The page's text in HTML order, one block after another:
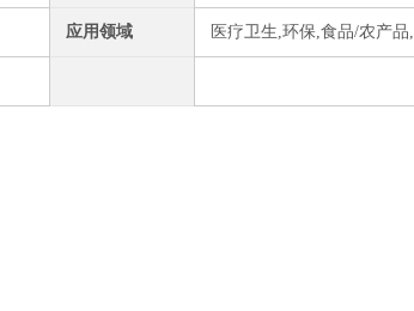
应用领域 医疗卫生,环保,食品/农产